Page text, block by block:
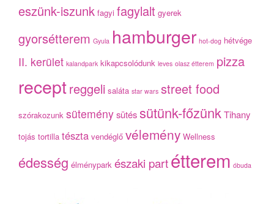
eszünk-iszunk fagyi fagylalt gyerek
gyorsétterem Gyula hamburger hot-dog hétvége
II. kerület kalandpark kikapcsolódunk leves olasz étterem pizza
receptreggeli saláta star wars street food
szórakozunk süteménysütéssütünk-főzünkTihany
tojás tortilla tészta vendéglő vélemény Wellness
édesség élménypark északi partétterem óbuda